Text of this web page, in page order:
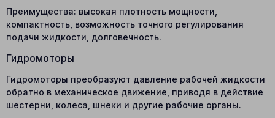
Преимущества: высокая плотность мощности,
компактность, возможность точного регулирования
подачи жидкости, долговечность.
Гидромоторы
Гидромоторы преобразуют давление рабочей жидкости
обратно в механическое движение, приводя в действие
шестерни, колеса, шнеки и другие рабочие органы.